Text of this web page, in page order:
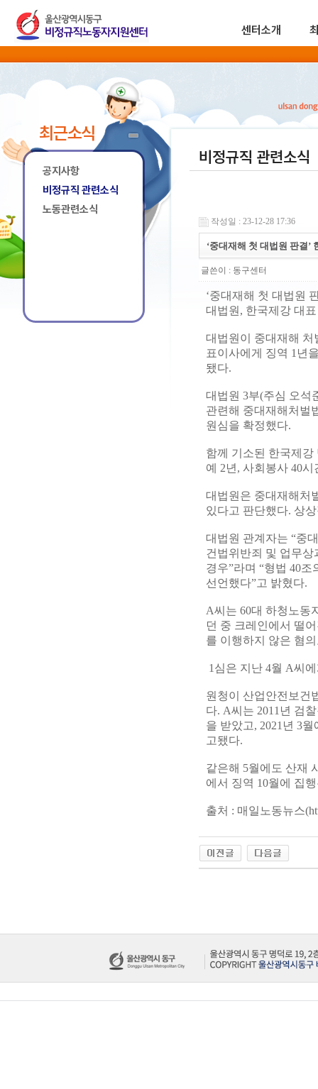
센터소개
최근소식
공지사항
비정규직 관련소식
노동관련소식
비정규직 관련소식
작성일 : 23-12-28 17:36
‘중대재해 첫 대법원 판결
글쓴이 : 동구센터
‘중대재해 첫 대법원
대법원, 한국제강 대
대법원이 중대재해 처
표이사에게 징역 1년
됐다.
대법원 3부(주심 오석
관련해 중대재해처벌
원심을 확정했다.
함께 기소된 한국제
예 2년, 사회봉사 40
대법원은 중대재해처
있다고 판단했다. 상
대법원 관계자는 “중
건법위반죄 및 업무
경우”라며 “형법 40
선언했다”고 밝혔다.
A씨는 60대 하청노동
던 중 크레인에서 떨
를 이행하지 않은 혐
1심은 지난 4월 A씨
원청이 산업안전보건
다. A씨는 2011년 검
을 받았고, 2021년 3
고됐다.
같은해 5월에도 산재
에서 징역 10월에 집
출처 : 매일노동뉴스(